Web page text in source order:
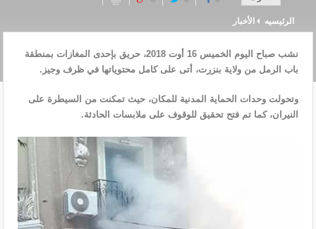
الرئيسيه الأخبار
نشب صباح اليوم الخميس 16 أوت 2018، حريق بإحدى المغازات بمنطقة
باب الرمل من ولاية بنزرت، أتى على كامل محتوياتها في ظرف وجيز.
وتحولت وحدات الحماية المدنية للمكان، حيث تمكنت من السيطرة على
النيران، كما تم فتح تحقيق للوقوف على ملابسات الحادثة.